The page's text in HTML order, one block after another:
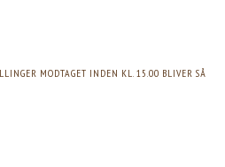
MODTAGET INDEN KL. 15.00 BLIVER SÅ